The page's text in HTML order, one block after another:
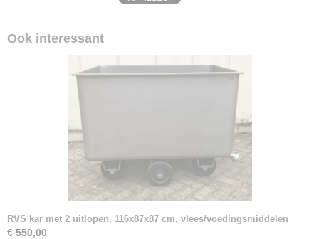
Ook interessant
RVS kar met 2 uitlopen, 116x87x87 cm, vlees/voedingsmiddelen
€ 550,00